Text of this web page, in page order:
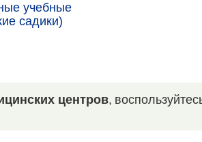
учебные
садики)
центров,